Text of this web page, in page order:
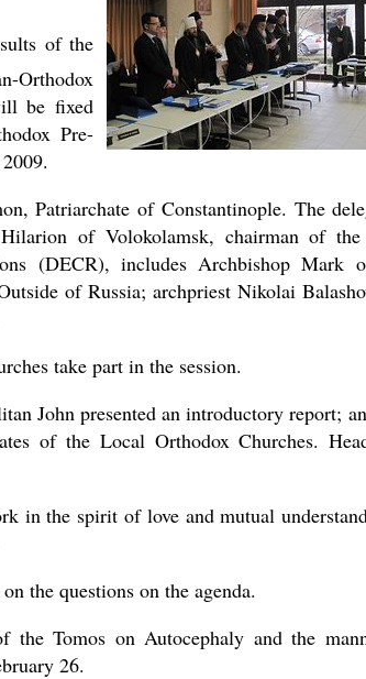
of the
Orthodox
be fixed
Pre-
Patriarchate of Constantinople. The
of Volokolamsk, chairman of the
(DECR), includes Archbishop Mark
of Russia; archpriest Nikolai
take part in the session.
John presented an introductory report;
of the Local Orthodox Churches.
in the spirit of love and mutual
the questions on the agenda.
the Tomos on Autocephaly and the
26.